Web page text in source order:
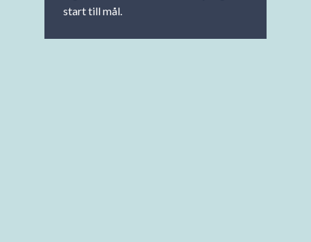
start till mål.